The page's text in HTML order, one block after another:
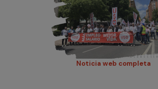
Noticia web completa